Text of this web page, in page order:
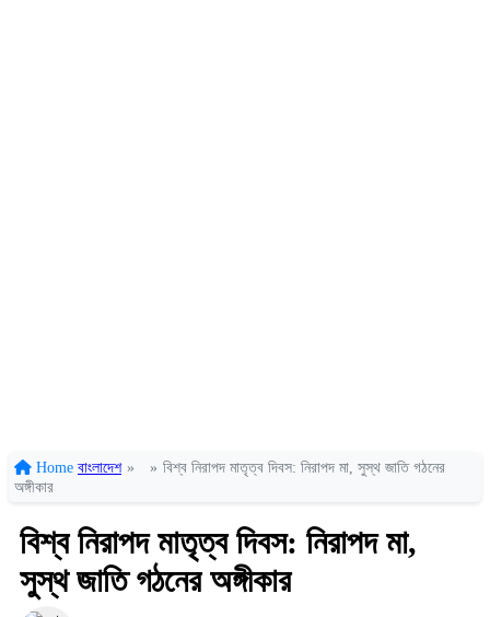
Home বাংলাদেশ » » বিশ্ব নিরাপদ মাতৃত্ব দিবস: নিরাপদ মা, সুস্থ জাতি গঠনের
অঙ্গীকার
বিশ্ব নিরাপদ মাতৃত্ব দিবস: নিরাপদ মা,
সুস্থ জাতি গঠনের অঙ্গীকার